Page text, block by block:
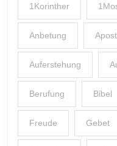
1Korinther
Anbetung
Auferstehung
Berufung Bibel
Freude Gebet